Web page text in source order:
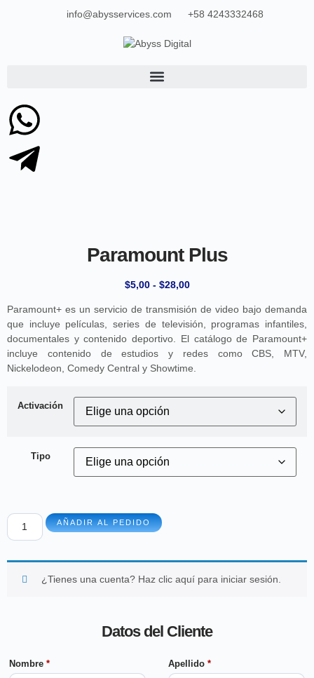
info@abysservices.com +58 4243332468
Paramount Plus
$5,00 - $28,00
Paramount+ es un servicio de transmisión de video bajo demanda
que incluye películas, series de televisión, programas infantiles,
documentales y contenido deportivo. El catálogo de Paramount+
incluye contenido de estudios y redes como CBS, MTV,
Nickelodeon, Comedy Central y Showtime.
Activación
Tipo
AÑADIR AL PEDIDO
¿Tienes una cuenta? Haz clic aquí para iniciar sesión.
Datos del Cliente
Nombre * Apellido *